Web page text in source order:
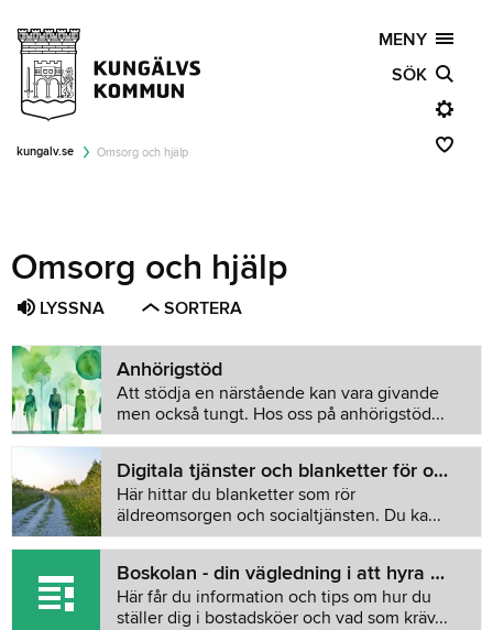
MENY
SÖK
kungalv.se Omsorg och hjälp
Omsorg och hjälp
LYSSNA SORTERA
Anhörigstöd
Att stödja en närstående kan vara givande
men också tungt. Hos oss på anhörigstöd...
Digitala tjänster och blanketter för omsorg och hjälp
Här hittar du blanketter som rör
äldreomsorgen och socialtjänsten. Du ka...
Boskolan - din vägledning i att hyra bostad
Här får du information och tips om hur du
ställer dig i bostadsköer och vad som kräv...